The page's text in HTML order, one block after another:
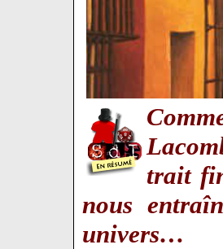
trait
nous
univers…